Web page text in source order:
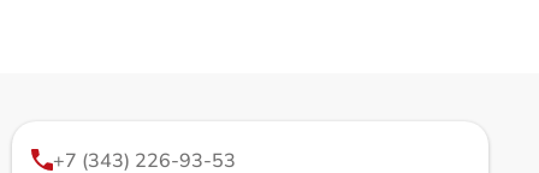
+7 (343) 226-93-53